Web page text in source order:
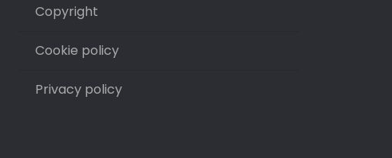
Copyright
Cookie policy
Privacy policy